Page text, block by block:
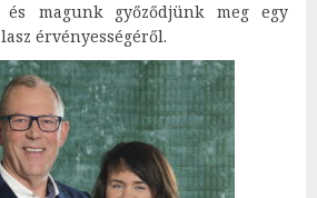
és magunk győződjünk meg egy
érvényességéről.